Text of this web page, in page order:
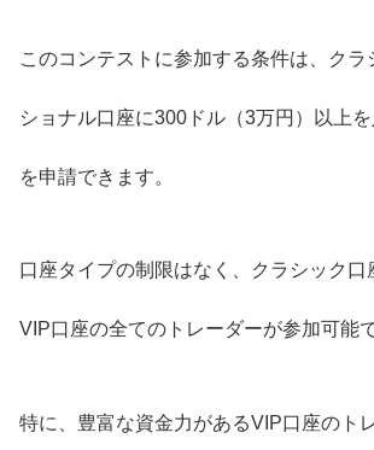
このコンテストに参加する条件は、クラ
ショナル口座に300ドル（3万円）以上
を申請できます。
口座タイプの制限はなく、クラシック口
VIP口座の全てのトレーダーが参加可能で
特に、豊富な資金力があるVIP口座のト